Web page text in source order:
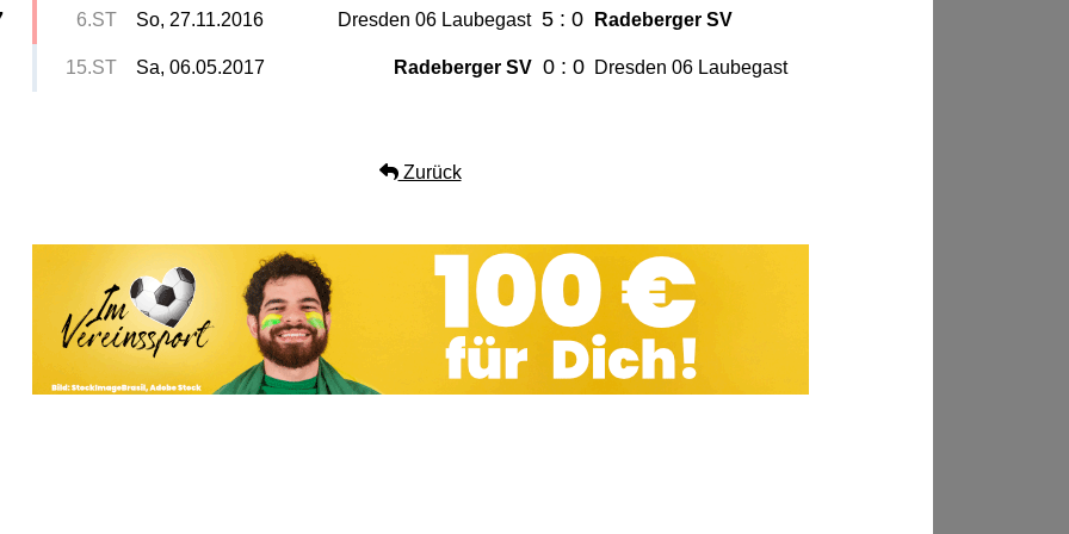
6.ST So, 27.11.2016 Dresden 06 Laubegast 5 : 0 Radeberger SV
15.ST Sa, 06.05.2017 Radeberger SV 0 : 0 Dresden 06 Laubegast
Zurück